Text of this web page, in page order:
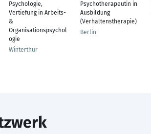
Psychologie,
Vertiefung in Arbeits-
&
Organisationspsychol
ogie
Winterthur
Psychotherapeutin in
Ausbildung
(Verhaltenstherapie)
Berlin